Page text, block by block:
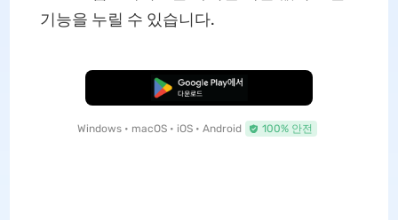
기능을 누릴 수 있습니다.
무료로 다운로드
Windows • macOS • iOS • Android 100% 안전